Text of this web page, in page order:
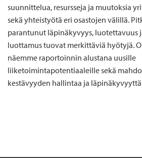
suunnittelua, resursseja ja muutoksia
sekä yhteistyötä eri osastojen välillä.
parantunut läpinäkyvyys, luotettavuus
luottamus tuovat merkittäviä hyötyjä.
näemme raportoinnin alustana uusille
liiketoimintapotentiaaleille sekä
kestävyyden hallintaa ja